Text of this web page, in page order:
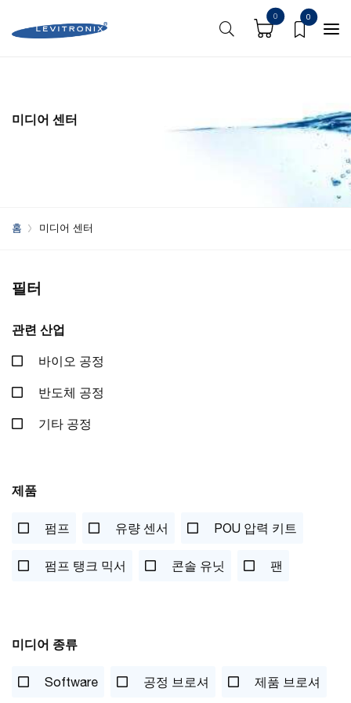
0 0
미디어 센터
홈 미디어 센터
필터
관련 산업
바이오 공정
반도체 공정
기타 공정
제품
펌프 유량 센서 POU 압력 키트
펌프 탱크 믹서 콘솔 유닛 팬
미디어 종류
Software 공정 브로셔 제품 브로셔